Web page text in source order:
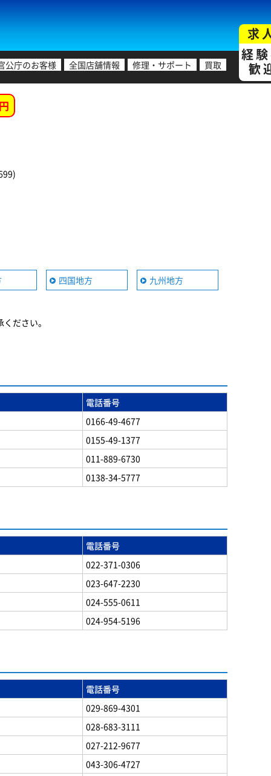
公庁のお客様 全国店舗情報 修理・サポート 買取
求
経
歓
四国地方 九州地方
ださい。
電話番号
0166-49-4677
0155-49-1377
011-889-6730
0138-34-5777
電話番号
022-371-0306
023-647-2230
024-555-0611
024-954-5196
電話番号
029-869-4301
028-683-3111
027-212-9677
043-306-4727